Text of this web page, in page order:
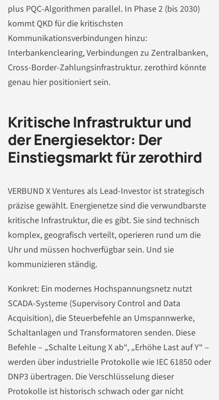
plus PQC-Algorithmen parallel. In Phase 2 (bis 2030)
kommt QKD für die kritischsten
Kommunikationsverbindungen hinzu:
Interbankenclearing, Verbindungen zu Zentralbanken,
Cross-Border-Zahlungsinfrastruktur. zerothird könnte
genau hier positioniert sein.
Kritische Infrastruktur und
der Energiesektor: Der
Einstiegsmarkt für zerothird
VERBUND X Ventures als Lead-Investor ist strategisch
präzise gewählt. Energienetze sind die verwundbarste
kritische Infrastruktur, die es gibt. Sie sind technisch
komplex, geografisch verteilt, operieren rund um die
Uhr und müssen hochverfügbar sein. Und sie
kommunizieren ständig.
Konkret: Ein modernes Hochspannungsnetz nutzt
SCADA-Systeme (Supervisory Control and Data
Acquisition), die Steuerbefehle an Umspannwerke,
Schaltanlagen und Transformatoren senden. Diese
Befehle – „Schalte Leitung X ab“, „Erhöhe Last auf Y“ –
werden über industrielle Protokolle wie IEC 61850 oder
DNP3 übertragen. Die Verschlüsselung dieser
Protokolle ist historisch schwach oder gar nicht